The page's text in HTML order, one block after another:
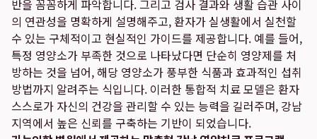
반을 꼼꼼하게 파악합니다. 그리고 검사 결과와 생활 습관 사이
의 연관성을 명확하게 설명해주고, 환자가 실생활에서 실천할
수 있는 구체적이고 현실적인 가이드를 제공합니다. 예를 들어,
특정 영양소가 부족한 것으로 나타났다면 단순히 영양제를 처
방하는 것을 넘어, 해당 영양소가 풍부한 식품과 효과적인 섭취
방법까지 알려주는 식입니다. 이러한 통합적 치료 모델은 환자
스스로가 자신의 건강을 관리할 수 있는 능력을 길러주며, 강남
지역에서 높은 신뢰를 구축하는 기반이 되었습니다.